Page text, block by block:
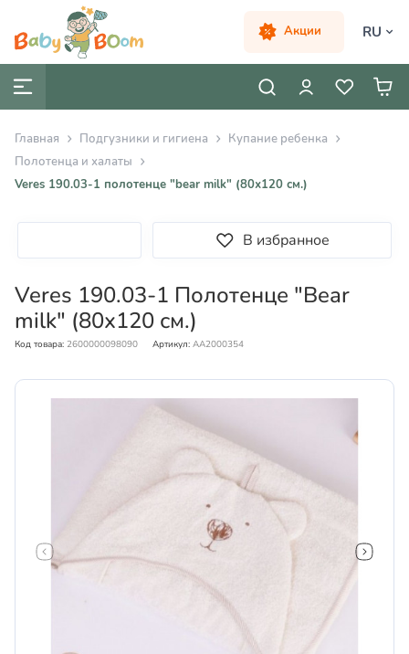
Акции RU
Главная Подгузники и гигиена
Купание ребенка
Полотенца и халаты
Veres 190.03-1 полотенце "bear milk" (80х120 см.)
В избранное
Veres 190.03-1 Полотенце "Bear
milk" (80х120 см.)
Код товара: 2600000098090 Артикул: AA2000354